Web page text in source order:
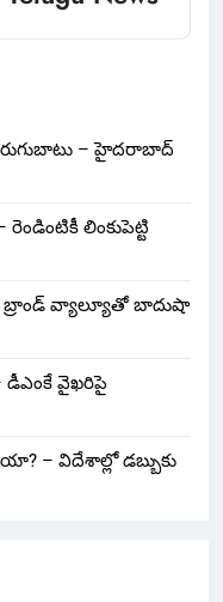
తిరుగుబాటు – హైదరాబాద్
లింకుపెట్టి
బ్రాండ్ వ్యాల్యూతో బాదుషా
వైఖరిపై
విదేశాల్లో డబ్బుకు